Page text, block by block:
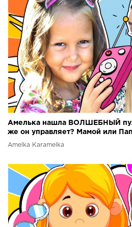
Амелька нашла ВОЛШЕБНЫЙ
же он управляет? Мамой или
Amelka Karamelka